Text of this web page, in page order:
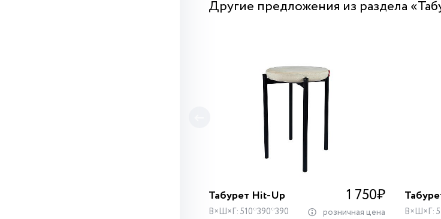
Другие предложения из раздела
Табурет Hit-Up 1 750₽
В×Ш×Г: 510*390*390 розничная цена В×Ш×Г: